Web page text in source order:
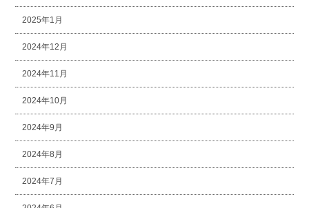
2025年1月
2024年12月
2024年11月
2024年10月
2024年9月
2024年8月
2024年7月